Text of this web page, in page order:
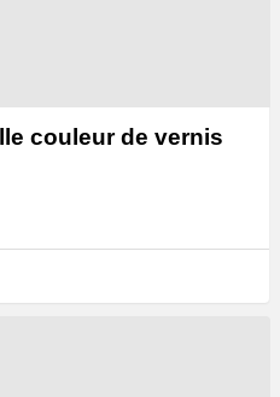
couleur de vernis